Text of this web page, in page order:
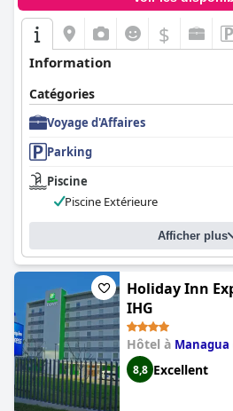
$
Information
Catégories
Voyage d'Affaires
Parking
Piscine
Piscine Extérieure
Afficher plus
Holiday Inn
IHG
Hôtel à Managua
8,8 Excellent